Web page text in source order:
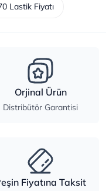
Lastik Fiyatı
Orjinal Ürün
Distribütör Garantisi
Fiyatına Taksit